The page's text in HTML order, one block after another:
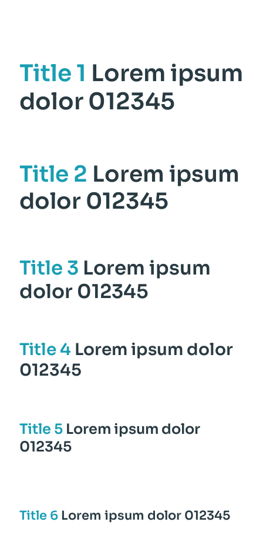
Title 1 Lorem ipsum
dolor 012345
Title 2 Lorem ipsum
dolor 012345
Title 3 Lorem ipsum
dolor 012345
Title 4 Lorem ipsum dolor
012345
Title 5Lorem ipsum dolor
012345
Title 6Lorem ipsum dolor 012345